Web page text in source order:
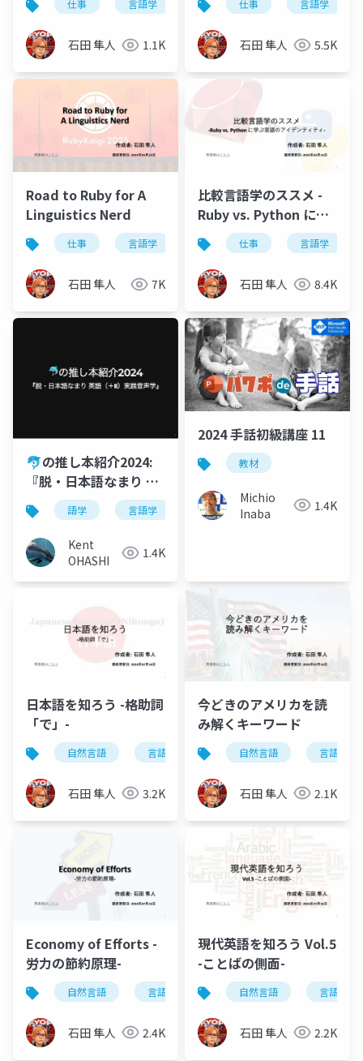
仕事 言語学 自然言語 プログラミング言
石田 隼人 1.1K
仕事 言語学
石田 隼人 5.5K
Road to Ruby for A
Linguistics Nerd
仕事 言語学 自然言語 プログラミング言
石田 隼人 7K
比較言語学のススメ -
Ruby vs. Python に学
ぶ言語のアイデンティ
ティ-
仕事 言語学
石田 隼人 8.4K
🐬の推し本紹介2024:
『脱・日本語なまり 英
語（＋α）実践音声学』
語学 言語学 音声学 日本語
Kent
OHASHI
1.4K
2024 手話初級講座 11
教材
Michio
Inaba
1.4K
日本語を知ろう -格助詞
「で」-
自然言語 言語学 日本語学 日本語を知ろ
石田 隼人 3.2K
今どきのアメリカを読
み解くキーワード
自然言語 言語学
石田 隼人 2.1K
Economy of Efforts -
労力の節約原理-
自然言語 言語学 英語学 日本語学
石田 隼人 2.4K
現代英語を知ろう Vol.5
-ことばの側面-
自然言語 言語学
石田 隼人 2.2K